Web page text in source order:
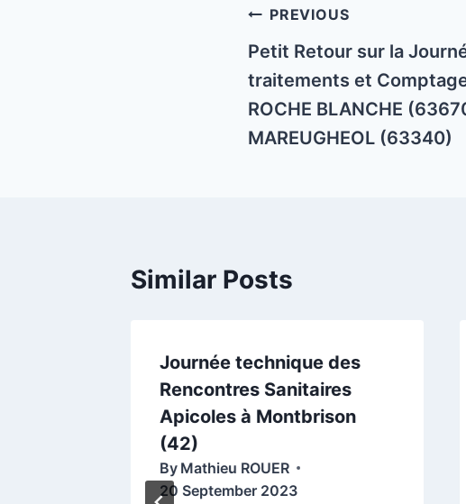
Post
navigation
PREVIOUS
Petit Retour sur la
traitements et
ROCHE BLANCHE
MAREUGHEOL (63340)
Similar Posts
Journée technique des
Rencontres Sanitaires
Apicoles à Montbrison
(42)
By Mathieu ROUER
20 September 2023